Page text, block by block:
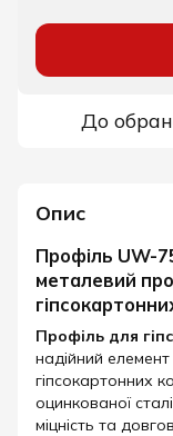
До
Опис
Профіль UW-
металевий
Профіль для
надійний
гіпсокартонних
оцинкованої
міцність та